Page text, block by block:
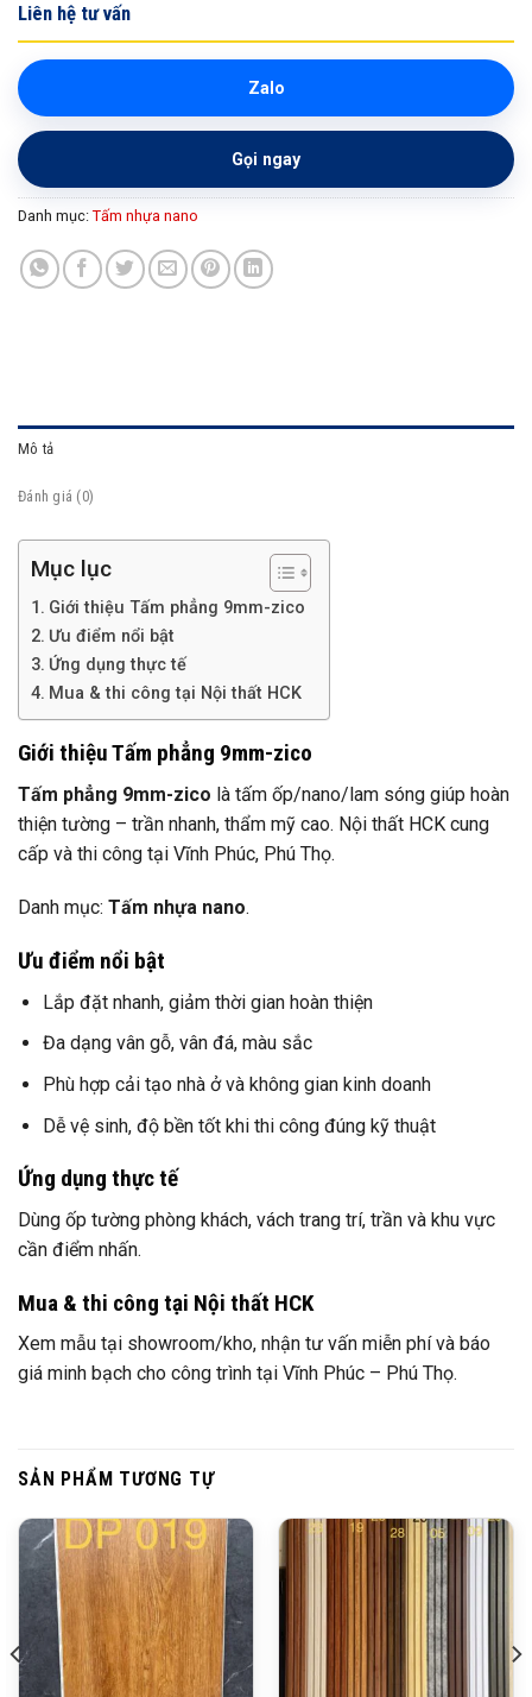
Liên hệ tư vấn
Zalo
Gọi ngay
Danh mục:Tấm nhựa nano
Mô tả
Đánh giá (0)
Mục lục
Giới thiệu Tấm phẳng 9mm-zico
Ưu điểm nổi bật
Ứng dụng thực tế
Mua & thi công tại Nội thất HCK
Giới thiệu Tấm phẳng 9mm-zico
Tấm phẳng 9mm-zico là tấm ốp/nano/lam sóng giúp hoàn
thiện tường – trần nhanh, thẩm mỹ cao. Nội thất HCK cung
cấp và thi công tại Vĩnh Phúc, Phú Thọ.
Danh mục: Tấm nhựa nano.
Ưu điểm nổi bật
Lắp đặt nhanh, giảm thời gian hoàn thiện
Đa dạng vân gỗ, vân đá, màu sắc
Phù hợp cải tạo nhà ở và không gian kinh doanh
Dễ vệ sinh, độ bền tốt khi thi công đúng kỹ thuật
Ứng dụng thực tế
Dùng ốp tường phòng khách, vách trang trí, trần và khu vực
cần điểm nhấn.
Mua & thi công tại Nội thất HCK
Xem mẫu tại showroom/kho, nhận tư vấn miễn phí và báo
giá minh bạch cho công trình tại Vĩnh Phúc – Phú Thọ.
SẢN PHẨM TƯƠNG TỰ